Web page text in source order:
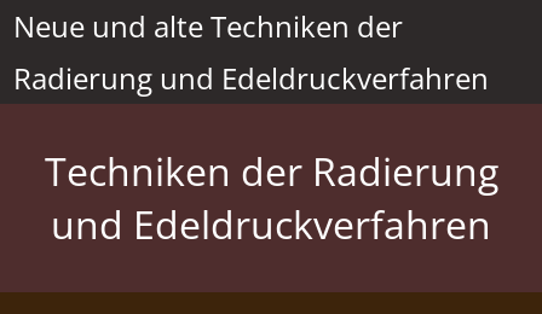
Zum
Inhalt
springen
Neue und alte Techniken der
Radierung und Edeldruckverfahren
Techniken der Radierung
und Edeldruckverfahren